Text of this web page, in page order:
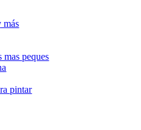
más
mas peques
pintar